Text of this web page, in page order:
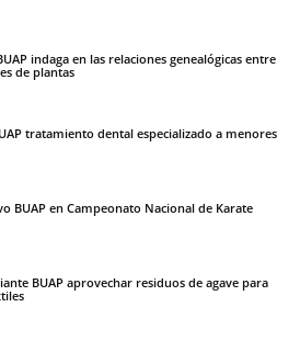
indaga en las relaciones genealógicas entre
de plantas
tratamiento dental especializado a menores
BUAP en Campeonato Nacional de Karate
BUAP aprovechar residuos de agave para